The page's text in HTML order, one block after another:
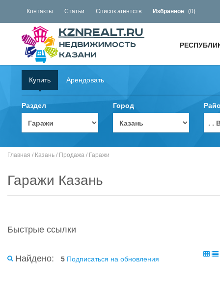
Контакты Статьи Список агентств Избранное (0)
Купить Арендовать
Раздел Город
. .
Главная / Казань / Продажа / Гаражи
Гаражи Казань
Быстрые ссылки
Найдено: 5 Подписаться на обновления